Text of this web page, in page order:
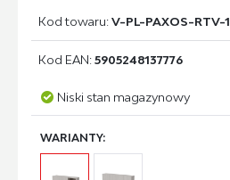
Kod towaru:V-PL-PAXOS-RTV-1
Kod EAN:5905248137776
Niski stan magazynowy
WARIANTY: